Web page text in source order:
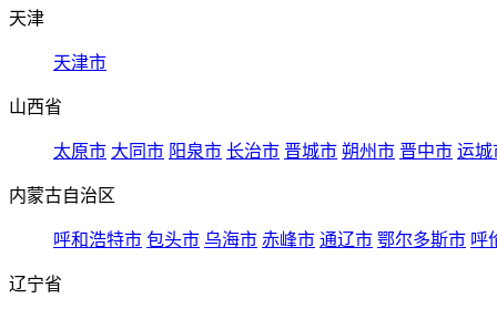
天津
天津市
山西省
太原市 大同市 阳泉市 长治市 晋城市 朔州市 晋中市 运城
内蒙古自治区
呼和浩特市 包头市 乌海市 赤峰市 通辽市 鄂尔多斯市 呼
辽宁省